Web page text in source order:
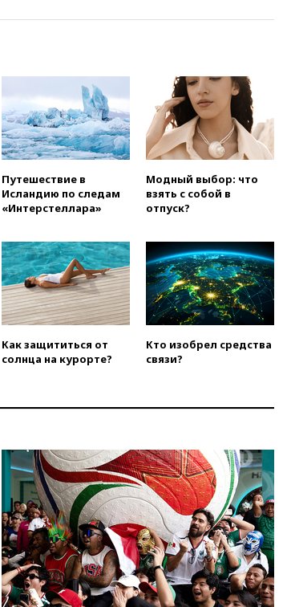
Москву и Киев
суда на пост президента
вчера, 16:50Politico: «Газовая
авантюра Германии ставит под
угрозу европейскую зиму»
взорвался вблизи
газопровода в Болгарии
мирный житель
вчера, 14:54В Аргентине умер
отец футболиста Лионеля
Месси
вчера, 14:43Турция
ограничила судоходство в
Черном море
опасности БПЛА
вчера, 13:03Испания ввела
погранконтроль для
итальянских туристов
вчера, 12:27Возгорание на
Ильском НПЗ, вызванное
атакой БПЛА, потушили
вчера, 11:47Суд оставил под
арестом Rolls-Royce блогера
Путешествие в
Исландию по следам
«Интерстеллара»
Модный выбор: что
взять с собой в
отпуск?
Как защититься от
солнца на курорте?
Кто изобрел средства
связи?